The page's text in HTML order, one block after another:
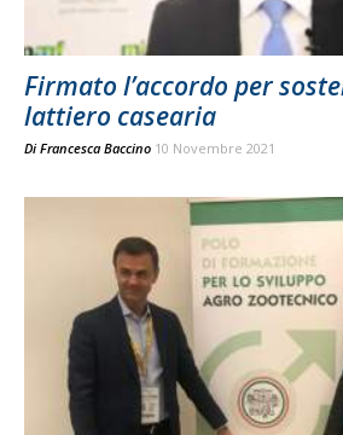
Firmato l’accordo per
lattiero casearia
Di Francesca Baccino 10 Novembre 2021